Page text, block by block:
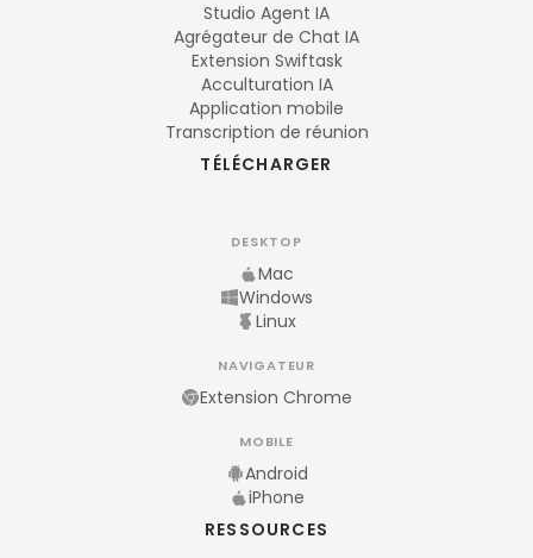
Studio Agent IA
Agrégateur de Chat IA
Extension Swiftask
Acculturation IA
Application mobile
Transcription de réunion
TÉLÉCHARGER
DESKTOP
Mac
Windows
Linux
NAVIGATEUR
Extension Chrome
MOBILE
Android
iPhone
RESSOURCES